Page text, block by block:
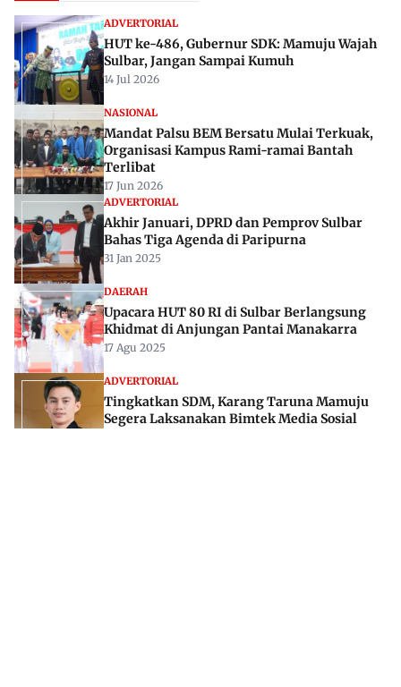
ADVERTORIAL
HUT ke-486, Gubernur SDK: Mamuju Wajah
Sulbar, Jangan Sampai Kumuh
14 Jul 2026
NASIONAL
Mandat Palsu BEM Bersatu Mulai Terkuak,
Organisasi Kampus Rami-ramai Bantah
Terlibat
17 Jun 2026
ADVERTORIAL
Akhir Januari, DPRD dan Pemprov Sulbar
Bahas Tiga Agenda di Paripurna
31 Jan 2025
DAERAH
Upacara HUT 80 RI di Sulbar Berlangsung
Khidmat di Anjungan Pantai Manakarra
17 Agu 2025
ADVERTORIAL
Tingkatkan SDM, Karang Taruna Mamuju
Segera Laksanakan Bimtek Media Sosial